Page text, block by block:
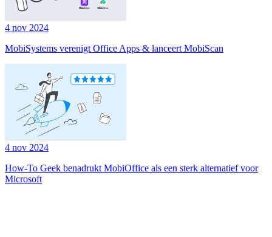
4 nov 2024
MobiSystems verenigt Office Apps & lanceert MobiScan
4 nov 2024
How-To Geek benadrukt MobiOffice als een sterk alternatief voor
Microsoft